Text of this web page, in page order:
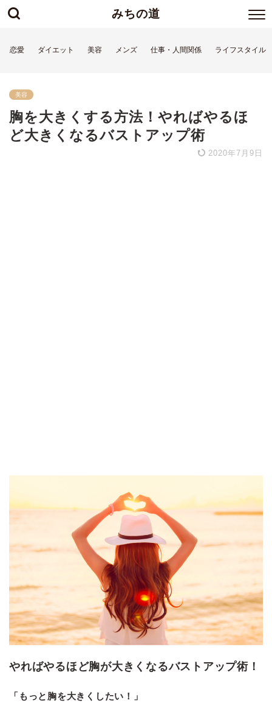
みちの道
恋愛 ダイエット 美容 メンズ 仕事・人間関係 ライフスタイル
美容
胸を大きくする方法！やればやるほ
ど大きくなるバストアップ術
2020年7月9日
やればやるほど胸が大きくなるバストアップ術！
「もっと胸を大きくしたい！」